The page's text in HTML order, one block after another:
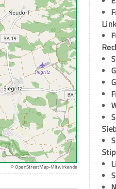
© OpenStreetMap-Mitwirkende